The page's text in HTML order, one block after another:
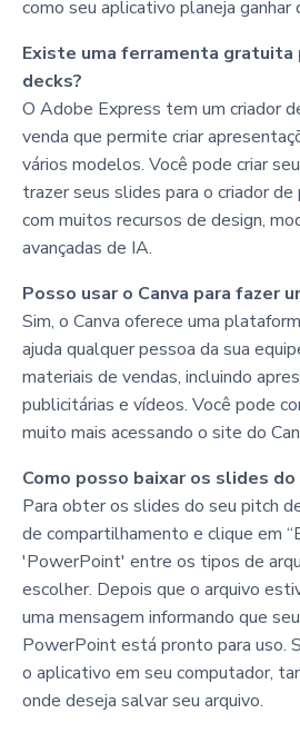
como seu aplicativo planeja ganhar
Existe uma ferramenta gratuita
decks?
O Adobe Express tem um criador
venda que permite criar
vários modelos. Você pode criar
trazer seus slides para o criador
com muitos recursos de design,
avançadas de IA.
Posso usar o Canva para fazer
Sim, o Canva oferece uma
ajuda qualquer pessoa da sua
materiais de vendas, incluindo
publicitárias e vídeos. Você pode
muito mais acessando o site do
Como posso baixar os slides
Para obter os slides do seu pitch
de compartilhamento e clique em
'PowerPoint' entre os tipos de
escolher. Depois que o arquivo
uma mensagem informando que
PowerPoint está pronto para uso.
o aplicativo em seu computador,
onde deseja salvar seu arquivo.